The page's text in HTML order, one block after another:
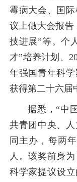
霉病大会、国
议上做大会报告
技进展”等。个
才”培养计划、
年强国青年科
获得第二十六届
据悉，“中
共青团中央、
同主办，每两
人。该奖前身
科学家提议设